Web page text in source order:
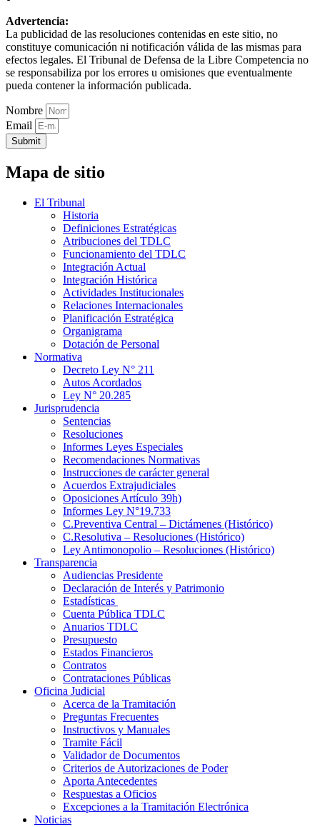
Advertencia:
La publicidad de las resoluciones contenidas en este sitio, no
constituye comunicación ni notificación válida de las mismas para
efectos legales. El Tribunal de Defensa de la Libre Competencia no
se responsabiliza por los errores u omisiones que eventualmente
pueda contener la información publicada.
Nombre
Email
Submit
Mapa de sitio
El Tribunal
Historia
Definiciones Estratégicas
Atribuciones del TDLC
Funcionamiento del TDLC
Integración Actual
Integración Histórica
Actividades Institucionales
Relaciones Internacionales
Planificación Estratégica
Organigrama
Dotación de Personal
Normativa
Decreto Ley N° 211
Autos Acordados
Ley N° 20.285
Jurisprudencia
Sentencias
Resoluciones
Informes Leyes Especiales
Recomendaciones Normativas
Instrucciones de carácter general
Acuerdos Extrajudiciales
Oposiciones Artículo 39h)
Informes Ley N°19.733
C.Preventiva Central – Dictámenes (Histórico)
C.Resolutiva – Resoluciones (Histórico)
Ley Antimonopolio – Resoluciones (Histórico)
Transparencia
Audiencias Presidente
Declaración de Interés y Patrimonio
Estadísticas
Cuenta Pública TDLC
Anuarios TDLC
Presupuesto
Estados Financieros
Contratos
Contrataciones Públicas
Oficina Judicial
Acerca de la Tramitación
Preguntas Frecuentes
Instructivos y Manuales
Tramite Fácil
Validador de Documentos
Criterios de Autorizaciones de Poder
Aporta Antecedentes
Respuestas a Oficios
Excepciones a la Tramitación Electrónica
Noticias